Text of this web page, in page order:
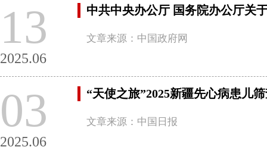
13
2025.06
中共中央办公厅 国务院办公厅关
文章来源：中国政府网
03
2025.06
“天使之旅”2025新疆先心病患儿
文章来源：中国日报